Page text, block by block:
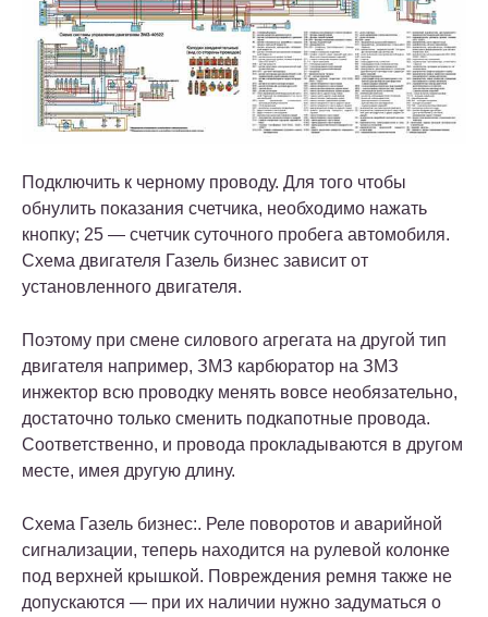
Подключить к черному проводу. Для того чтобы
обнулить показания счетчика, необходимо нажать
кнопку; 25 — счетчик суточного пробега автомобиля.
Схема двигателя Газель бизнес зависит от
установленного двигателя.
Поэтому при смене силового агрегата на другой тип
двигателя например, ЗМЗ карбюратор на ЗМЗ
инжектор всю проводку менять вовсе необязательно,
достаточно только сменить подкапотные провода.
Соответственно, и провода прокладываются в другом
месте, имея другую длину.
Схема Газель бизнес:. Реле поворотов и аварийной
сигнализации, теперь находится на рулевой колонке
под верхней крышкой. Повреждения ремня также не
допускаются — при их наличии нужно задуматься о